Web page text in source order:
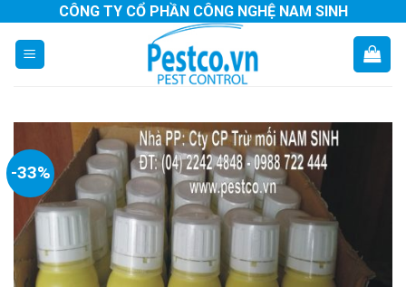
content
CÔNG TY CỔ PHẦN CÔNG NGHỆ NAM SINH
-33%